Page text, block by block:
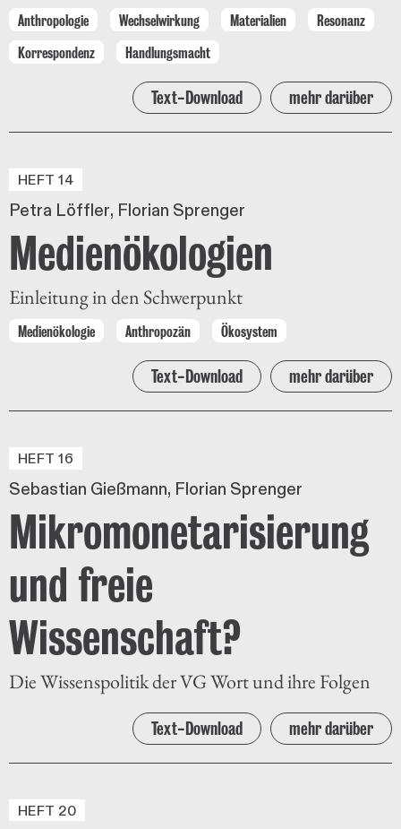
Anthropologie Wechselwirkung Materialien
Resonanz
Korrespondenz
Handlungsmacht
Text-Download mehr darüber
HEFT 14
Petra Löffler Florian Sprenger
Medienökologien
Einleitung in den Schwerpunkt
Medienökologie Anthropozän Ökosystem
Text-Download mehr darüber
HEFT 16
Sebastian Gießmann Florian Sprenger
Mikromonetarisierung
und freie
Wissenschaft?
Die Wissenspolitik der VG Wort und ihre Folgen
Text-Download mehr darüber
HEFT 20